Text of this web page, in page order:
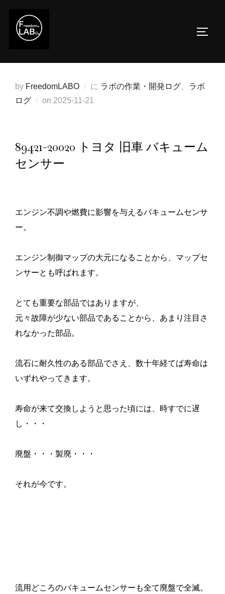
ツ
by FreedomLABO に ラボの作業・開発ログ
ラボ
ログ
on 投
2025-11-21
89421-20020 トヨタ 旧車 バキューム
センサー
エンジン不調や燃費に影響を与えるバキュームセンサ
ー。
エンジン制御マップの大元になることから、マップセ
ンサーとも呼ばれます。
とても重要な部品ではありますが、
元々故障が少ない部品であることから、あまり注目さ
れなかった部品。
流石に耐久性のある部品でさえ、数十年経てば寿命は
いずれやってきます。
寿命が来て交換しようと思った頃には、時すでに遅
し・・・
廃盤・・・製廃・・・
それが今です。
流用どころのバキュームセンサーも全て廃盤で全滅。